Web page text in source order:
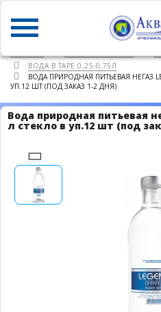
ВОДА В ТАРЕ 0,25-0,75Л
ВОДА ПРИРОДНАЯ ПИТЬЕВАЯ НЕГАЗ
УП.12 ШТ (ПОД ЗАКАЗ 1-2 ДНЯ)
Вода природная питьевая
л стекло в уп.12 шт (под